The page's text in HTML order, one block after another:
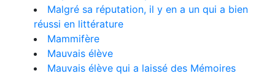
Malgré sa réputation, il y en a un qui a bien
réussi en littérature
Mammifère
Mauvais élève
Mauvais élève qui a laissé des Mémoires